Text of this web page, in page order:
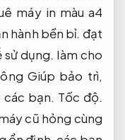
máy in màu a4
hành bền bỉ. đạt
sử dụng. làm cho
Giúp bảo trì,
các bạn. Tốc độ.
cũ hỏng cùng